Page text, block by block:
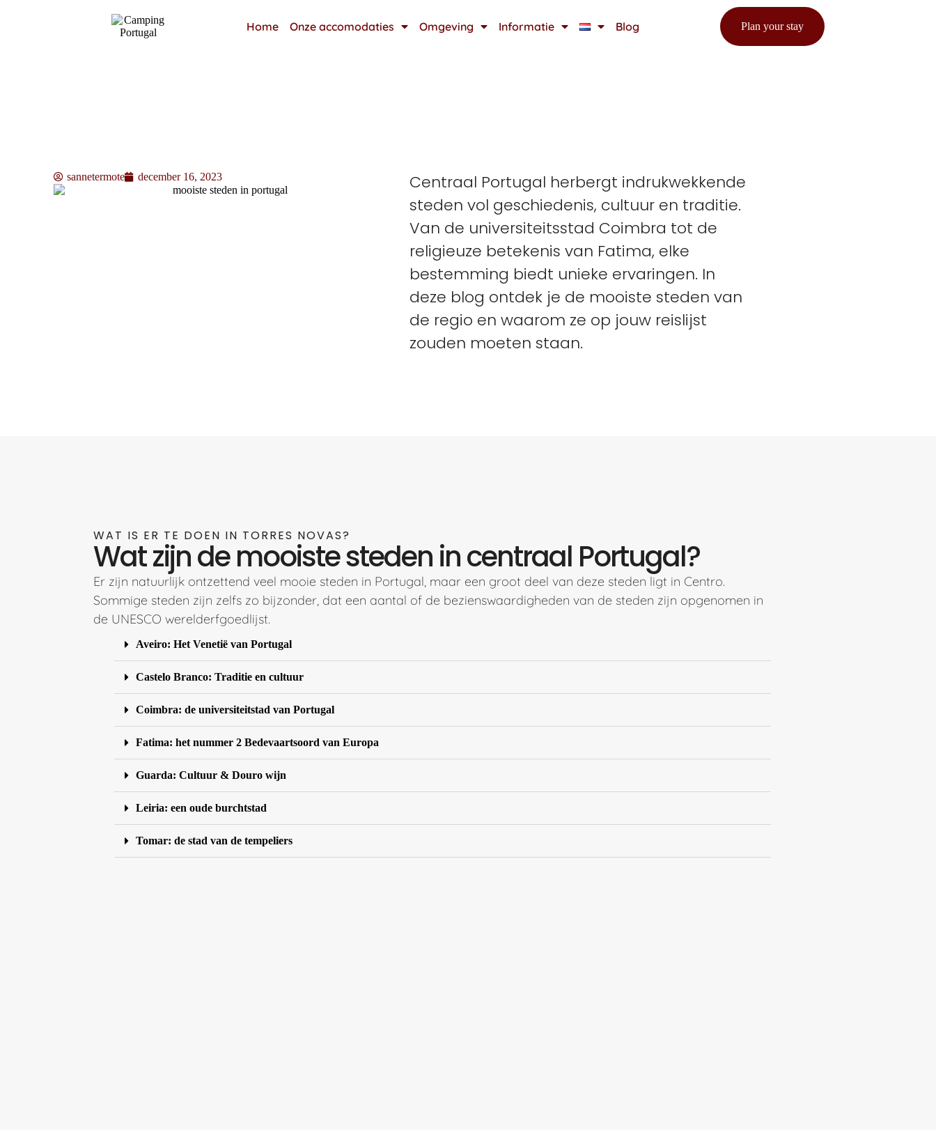
Home Onze accomodaties Omgeving Informatie Blog Plan your stay
sannetermote december 16, 2023
Centraal Portugal herbergt indrukwekkende
steden vol geschiedenis, cultuur en traditie.
Van de universiteitsstad Coimbra tot de
religieuze betekenis van Fatima, elke
bestemming biedt unieke ervaringen. In
deze blog ontdek je de mooiste steden van
de regio en waarom ze op jouw reislijst
zouden moeten staan.
WAT IS ER TE DOEN IN TORRES NOVAS?
Wat zijn de mooiste steden in centraal Portugal?
Er zijn natuurlijk ontzettend veel mooie steden in Portugal, maar een groot deel van deze steden ligt in Centro.
Sommige steden zijn zelfs zo bijzonder, dat een aantal of de bezienswaardigheden van de steden zijn opgenomen in
de UNESCO werelderfgoedlijst.
Aveiro: Het Venetië van Portugal
Castelo Branco: Traditie en cultuur
Coimbra: de universiteitstad van Portugal
Fatima: het nummer 2 Bedevaartsoord van Europa
Guarda: Cultuur & Douro wijn
Leiria: een oude burchtstad
Tomar: de stad van de tempeliers